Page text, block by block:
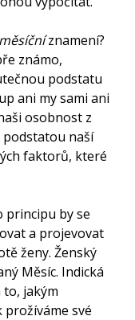
měsíčníznamení?
známo,
podstatu
ani my sami ani
osobnost z
podstatou naší
faktorů, které
principu by se
a projevovat
ženy. Ženský
Měsíc. Indická
jakým
prožíváme své